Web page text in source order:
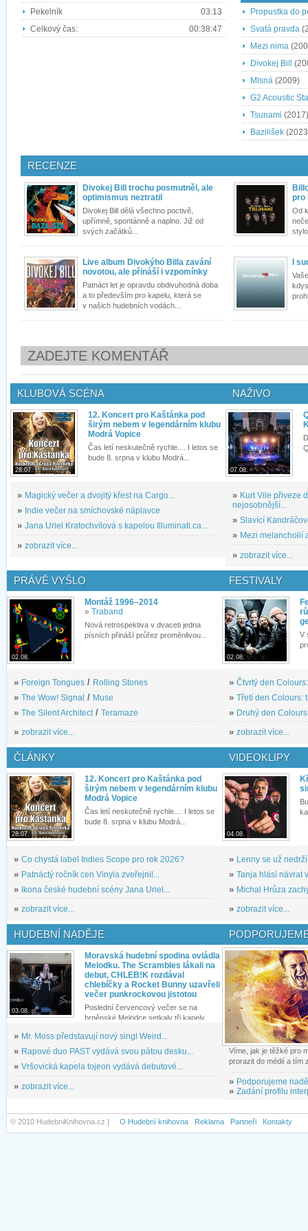
Pekelník
03:13
Celkový čas:
00:38:47
Propustka do
Svatá pravda
Mezi nima
Divokej Bill
Mlsná (2009)
G2 Acoustic
Tsunami (2017)
Bazilišek
RECENZE
Divokej Bill trochu posmutněl, ale
optimismus neztratil
Divokej Bill dělá všechno poctivě,
upřímně, spontánně a naplno. Již od
svých začátků...
pro
Od
Live album Divokýho Billa zavání
novotou, ale přináší i vzpomínky
Patnáct let je opravdu obdivuhodná doba
a to především pro kapelu, která se
v našich hudebních vodách...
I
ZADEJTE KOMENTÁŘ
KLUBOVÁ SCÉNA
28.07.
12. Koncert pro Kaštánka pod
širým nebem v legendárním klubu
Modrá Vopice
Čas letí neskutečně rychle.... I letos se
bude 8. srpna v klubu Modrá...
» Magický večer a dvojitý křest na Cargo...
» Indie večer na smíchovské náplavce
» Jana Uriel Kratochvílová s kapelou Illuminati.ca...
» zobrazit více...
NAŽIVO
07.08.
» Kurt Vile přiveze
nejosobnější...
» Slavící
» Mezi melancholií
» zobrazit více...
PRÁVĚ VYŠLO
02.08.
Montáž 1996–2014
» Traband
Nová retrospektiva v dvaceti jedna
písních přináší průřez proměnlivou...
» Foreign Tongues / Rolling Stones
» The Wow! Signal / Muse
» The Silent Architect / Teramaze
» zobrazit více...
FESTIVALY
02.08.
V
» Čtvrtý den
» Třetí den Colours:
» Druhý den
» zobrazit více...
ČLÁNKY
28.07.
12. Koncert pro Kaštánka pod
širým nebem v legendárním klubu
Modrá Vopice
Čas letí neskutečně rychle.... I letos se
bude 8. srpna v klubu Modrá...
» Co chystá label Indies Scope pro rok 2026?
» Patnáctý ročník cen Vinyla zveřejnil...
»
Ikona české hudební scény Jana Uriel...
» zobrazit více...
VIDEOKLIPY
04.08.
» Lenny se už
» Tanja hlásí návrat
» Michal Hrůza
» zobrazit více...
HUDEBNÍ NADĚJE
03.08.
Moravská hudební spodina ovládla
Melodku. The Scrambles lákali na
debut, CHLEB!K rozdával
chlebíčky a Rocket Bunny uzavřeli
večer punkrockovou jistotou
Poslední červencový večer se na
brněnské Melodce setkaly tři kapely...
» Mr. Moss představují nový singl Weird...
» Rapové duo PAST vydává svou pátou desku...
» Vršovická kapela tojeon vydává debutové...
» zobrazit více...
Víme, jak je těžké pro
prorazit do médií a tím
» Podporujeme
» Zadání profilu
© 2010 HudebniKnihovna.cz | O Hudební knihovna Reklama Partneři Kontakty